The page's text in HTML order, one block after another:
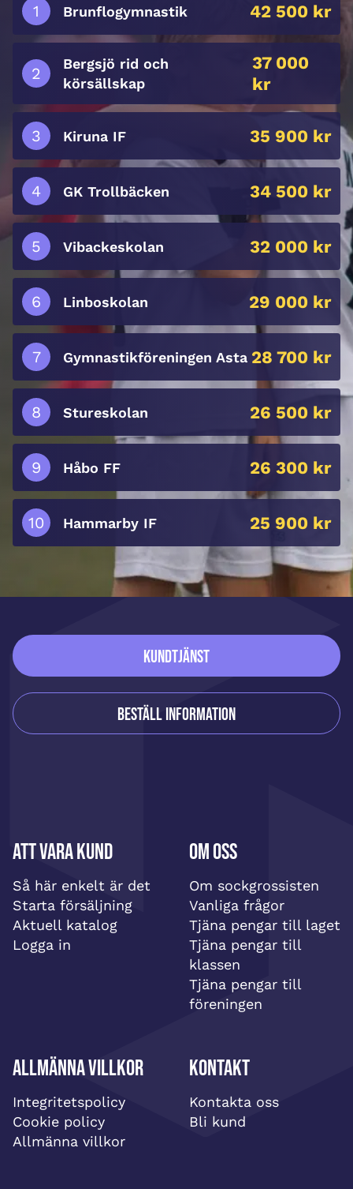
Brunflogymnastik 42 500 kr
Bergsjö rid och
körsällskap
37 000
kr
Kiruna IF 35 900 kr
GK Trollbäcken 34 500 kr
Vibackeskolan 32 000 kr
Linboskolan 29 000 kr
Gymnastikföreningen Asta 28 700 kr
Stureskolan 26 500 kr
Håbo FF 26 300 kr
Hammarby IF 25 900 kr
Kundtjänst
Beställ information
Att vara kund
Så här enkelt är det
Starta försäljning
Aktuell katalog
Logga in
Om oss
Om sockgrossisten
Vanliga frågor
Tjäna pengar till laget
Tjäna pengar till
klassen
Tjäna pengar till
föreningen
Allmänna villkor
Integritetspolicy
Cookie policy
Allmänna villkor
Kontakt
Kontakta oss
Bli kund